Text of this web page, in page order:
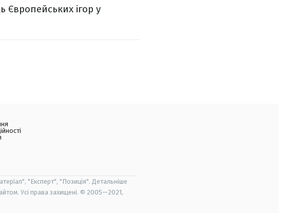
ігор у
"Експерт", "Позиція". Детальніше
Усі права захищені. © 2005—2021,